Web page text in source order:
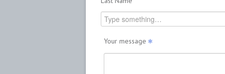
Your message